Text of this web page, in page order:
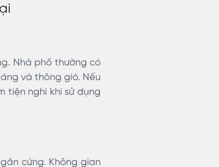
Nhà phố thường có
và thông gió. Nếu
tiện nghi khi sử dụng
cứng. Không gian